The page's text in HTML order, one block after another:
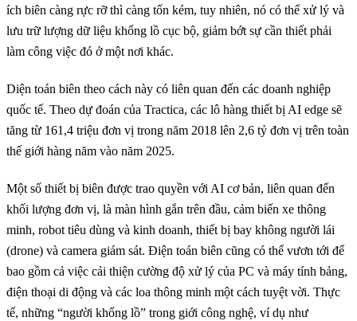
ích biên càng rực rỡ thì càng tốn kém, tuy nhiên, nó có thể xử lý và
lưu trữ lượng dữ liệu khổng lồ cục bộ, giảm bớt sự cần thiết phải
làm công việc đó ở một nơi khác.
Diện toán biên theo cách này có liên quan đến các doanh nghiệp
quốc tế. Theo dự đoán của Tractica, các lô hàng thiết bị AI edge sẽ
tăng từ 161,4 triệu đơn vị trong năm 2018 lên 2,6 tỷ đơn vị trên toàn
thế giới hàng năm vào năm 2025.
Một số thiết bị biên được trao quyền với AI cơ bản, liên quan đến
khối lượng đơn vị, là màn hình gắn trên đầu, cảm biến xe thông
minh, robot tiêu dùng và kinh doanh, thiết bị bay không người lái
(drone) và camera giám sát. Điện toán biên cũng có thể vươn tới để
bao gồm cả việc cải thiện cường độ xử lý của PC và máy tính bảng,
điện thoại di động và các loa thông minh một cách tuyệt vời. Thực
tế, những “người khổng lồ” trong giới công nghệ, ví dụ như